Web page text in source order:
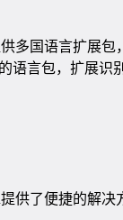
多国语言扩展
语言包，扩展识
供了便捷的解决